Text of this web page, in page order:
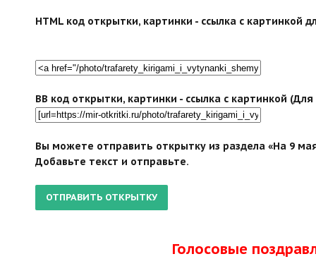
HTML код открытки, картинки - ссылка с картинкой
BB код открытки, картинки - ссылка с картинкой
Вы можете отправить открытку из раздела «На 9
Добавьте текст и отправьте.
Голосовые